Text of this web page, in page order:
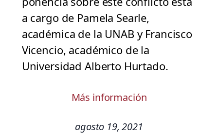
a cargo de Pamela Searle,
académica de la UNAB y Francisco
Vicencio, académico de la
Universidad Alberto Hurtado.
Más información
agosto 19, 2021